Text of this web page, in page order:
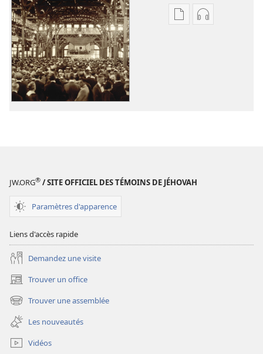
OptionsOptions
JW.ORG® / SITE OFFICIEL DES TÉMOINS DE JÉHOVAH
Paramètres d'apparence
Liens d'accès rapide
Demandez une visite
Trouver un office
(ouvre
une
nouvelle
fenêtre)
Trouver une assemblée
(ouvre
une
nouvelle
fenêtre)
Les nouveautés
Vidéos